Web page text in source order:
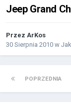
Jeep Grand
Przez ArKos
30 Sierpnia 2010 w
POPRZEDNIA